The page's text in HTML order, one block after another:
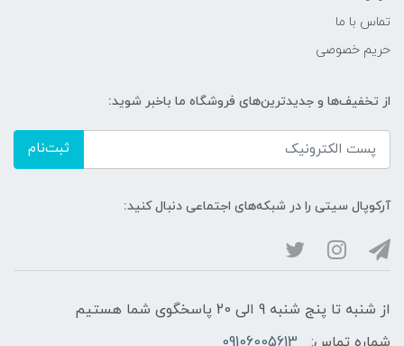
تماس با ما
حریم خصوصی
از تخفیف‌ها و جدیدترین‌های فروشگاه ما باخبر شوید:
ثبت‌نام
آرکوپال سیتی را در شبکه‌های اجتماعی دنبال کنید:
از شنبه تا پنج شنبه 9 الی 20 پاسخگوی شما هستیم